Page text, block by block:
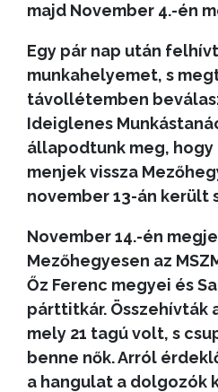
majd November 4.-én
Egy pár nap után
munkahelyemet, s
távollétemben
Ideiglenes
állapodtunk meg,
menjek vissza
november 13-án került
November 14.-én
Mezőhegyesen az
Őz Ferenc megyei és
párttitkár. Összehívták
mely 21 tagú volt, s
benne nők. Arról
a hangulat a dolgozók